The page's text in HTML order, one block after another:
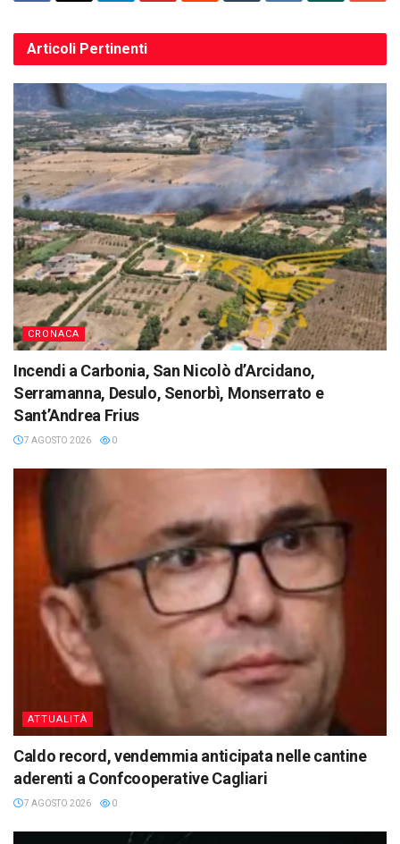
Articoli Pertinenti
CRONACA
Incendi a Carbonia, San Nicolò d’Arcidano,
Serramanna, Desulo, Senorbì, Monserrato e
Sant’Andrea Frius
7 AGOSTO 2026 0
ATTUALITÀ
Caldo record, vendemmia anticipata nelle cantine
aderenti a Confcooperative Cagliari
7 AGOSTO 2026 0